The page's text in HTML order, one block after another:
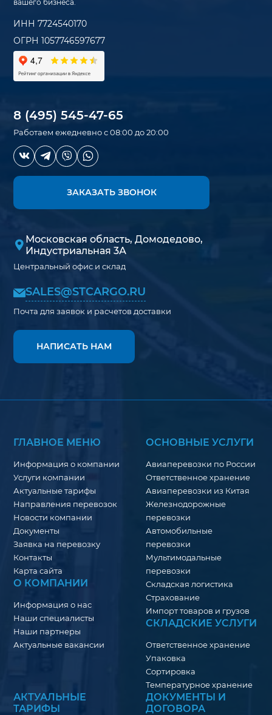
вашего бизнеса.
ИНН 7724540170
ОГРН 1057746597677
8 (495) 545-47-65
Работаем ежедневно с 08:00 до 20:00
ЗАКАЗАТЬ ЗВОНОК
Московская область, Домодедово,
Индустриальная 3А
Центральный офис и склад
SALES@STCARGO.RU
Почта для заявок и расчетов доставки
НАПИСАТЬ НАМ
ГЛАВНОЕ МЕНЮ
Информация о компании
Услуги компании
Актуальные тарифы
Направления перевозок
Новости компании
Документы
Заявка на перевозку
Контакты
Карта сайта
О КОМПАНИИ
Информация о нас
Наши специалисты
Наши партнеры
Актуальные вакансии
ОСНОВНЫЕ УСЛУГИ
Авиаперевозки по России
Ответственное хранение
Авиаперевозки из Китая
Железнодорожные
перевозки
Автомобильные
перевозки
Мультимодальные
перевозки
Складская логистика
Страхование
Импорт товаров и грузов
СКЛАДСКИЕ УСЛУГИ
Ответственное хранение
Упаковка
Сортировка
Температурное хранение
АКТУАЛЬНЫЕ
ТАРИФЫ
ДОКУМЕНТЫ И
ДОГОВОРА